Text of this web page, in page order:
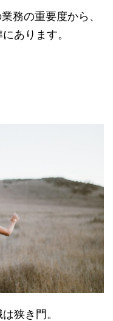
務の重要度から、
あります。
狭き門。